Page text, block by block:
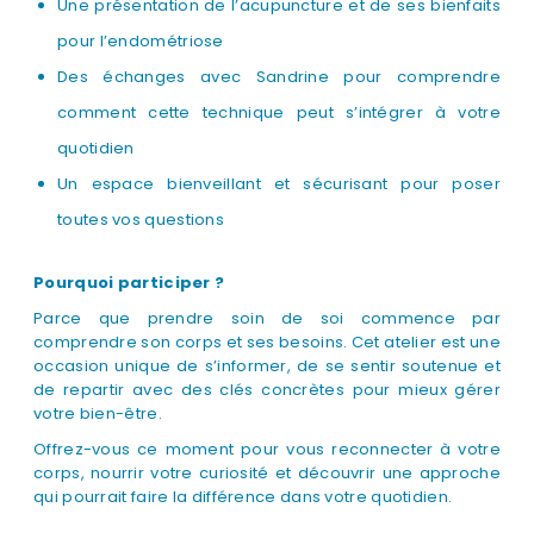
Une présentation de l’acupuncture et de ses bienfaits
pour l’endométriose
Des échanges avec Sandrine pour comprendre
comment cette technique peut s’intégrer à votre
quotidien
Un espace bienveillant et sécurisant pour poser
toutes vos questions
Pourquoi participer ?
Parce que prendre soin de soi commence par
comprendre son corps et ses besoins. Cet atelier est une
occasion unique de s’informer, de se sentir soutenue et
de repartir avec des clés concrètes pour mieux gérer
votre bien-être.
Offrez-vous ce moment pour vous reconnecter à votre
corps, nourrir votre curiosité et découvrir une approche
qui pourrait faire la différence dans votre quotidien.